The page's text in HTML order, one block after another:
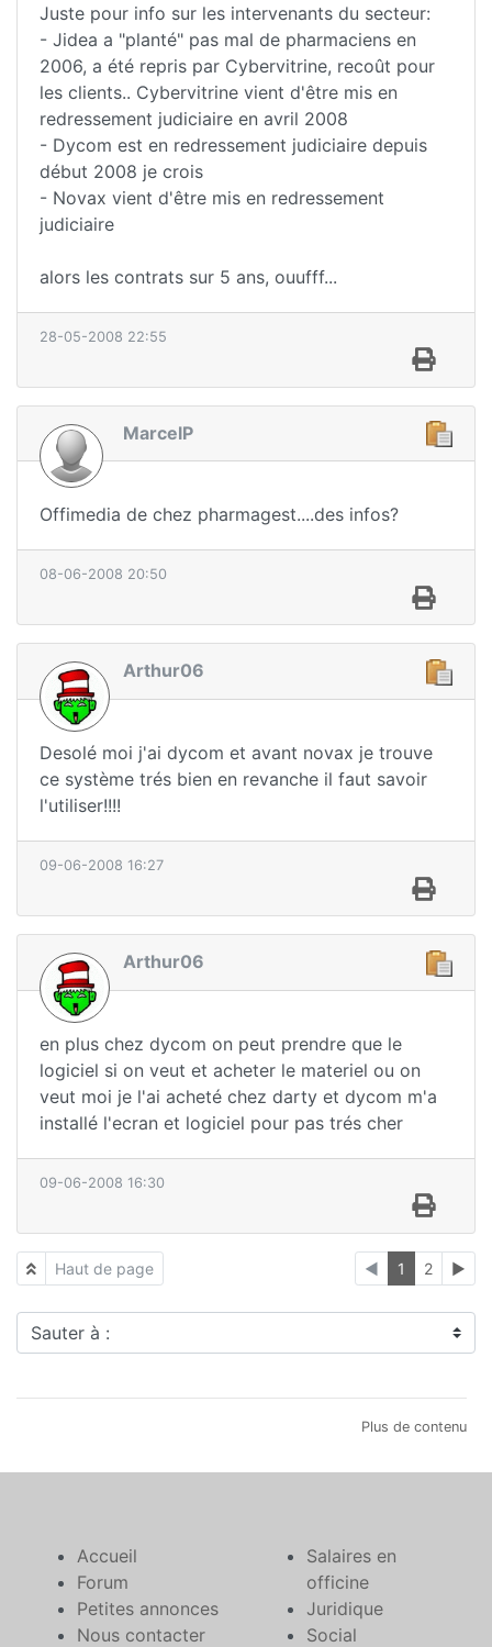
Juste pour info sur les intervenants du secteur:
- Jidea a "planté" pas mal de pharmaciens en
2006, a été repris par Cybervitrine, recoût pour
les clients.. Cybervitrine vient d'être mis en
redressement judiciaire en avril 2008
- Dycom est en redressement judiciaire depuis
début 2008 je crois
- Novax vient d'être mis en redressement
judiciaire
alors les contrats sur 5 ans, ouufff...
28-05-2008 22:55
MarcelP
Offimedia de chez pharmagest....des infos?
08-06-2008 20:50
Arthur06
Desolé moi j'ai dycom et avant novax je trouve
ce système trés bien en revanche il faut savoir
l'utiliser!!!!
09-06-2008 16:27
Arthur06
en plus chez dycom on peut prendre que le
logiciel si on veut et acheter le materiel ou on
veut moi je l'ai acheté chez darty et dycom m'a
installé l'ecran et logiciel pour pas trés cher
09-06-2008 16:30
Haut de page ◄ 1 2 ►
Sauter à :
Plus de contenu
Accueil
Forum
Petites annonces
Nous contacter
Salaires en
officine
Juridique
Social